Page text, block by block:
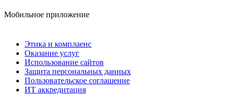
Мобильное приложение
Этика и комплаенс
Оказание услуг
Использование сайтов
Защита персональных данных
Пользовательское соглашение
ИТ аккредитация